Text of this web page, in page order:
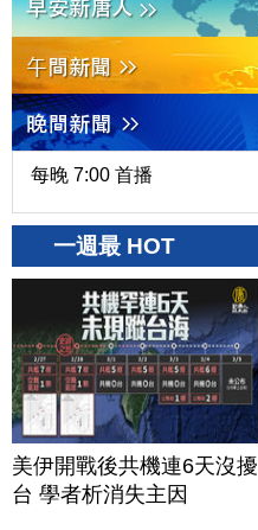
每晚 7:00 首播
一週最 HOT
美伊開戰後共機連6天沒擾
台 學者析消失主因